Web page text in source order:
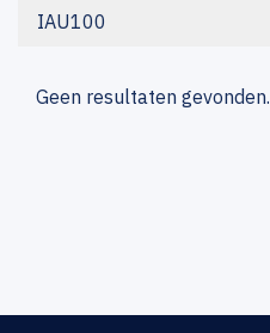
IAU100
Geen resultaten gevonden.